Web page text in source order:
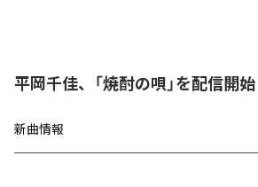
平岡千佳、「焼酎の唄」を配信開始
新曲情報